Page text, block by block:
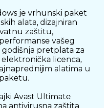
je vrhunski paket
alata, dizajniran
zaštitu,
vašeg
pretplata za
licenca,
alatima u
Avast Ultimate
antivirusna zaštita